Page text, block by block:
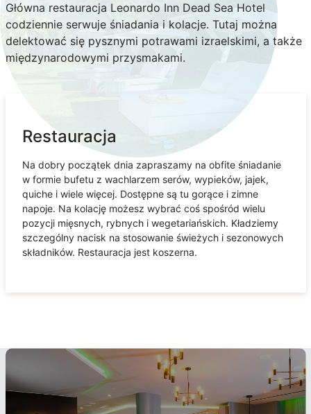
Główna restauracja Leonardo Inn Dead Sea Hotel
codziennie serwuje śniadania i kolacje. Tutaj można
delektować się pysznymi potrawami izraelskimi, a także
międzynarodowymi przysmakami.
Restauracja
Na dobry początek dnia zapraszamy na obfite śniadanie
w formie bufetu z wachlarzem serów, wypieków, jajek,
quiche i wiele więcej. Dostępne są tu gorące i zimne
napoje. Na kolację możesz wybrać coś spośród wielu
pozycji mięsnych, rybnych i wegetariańskich. Kładziemy
szczególny nacisk na stosowanie świeżych i sezonowych
składników. Restauracja jest koszerna.